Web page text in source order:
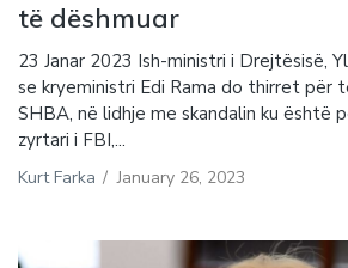
të dëshmuar
23 Janar 2023 Ish-ministri i Drejtësisë,
se kryeministri Edi Rama do thirret për
SHBA, në lidhje me skandalin ku është
zyrtari i FBI,...
Kurt Farka / January 26, 2023